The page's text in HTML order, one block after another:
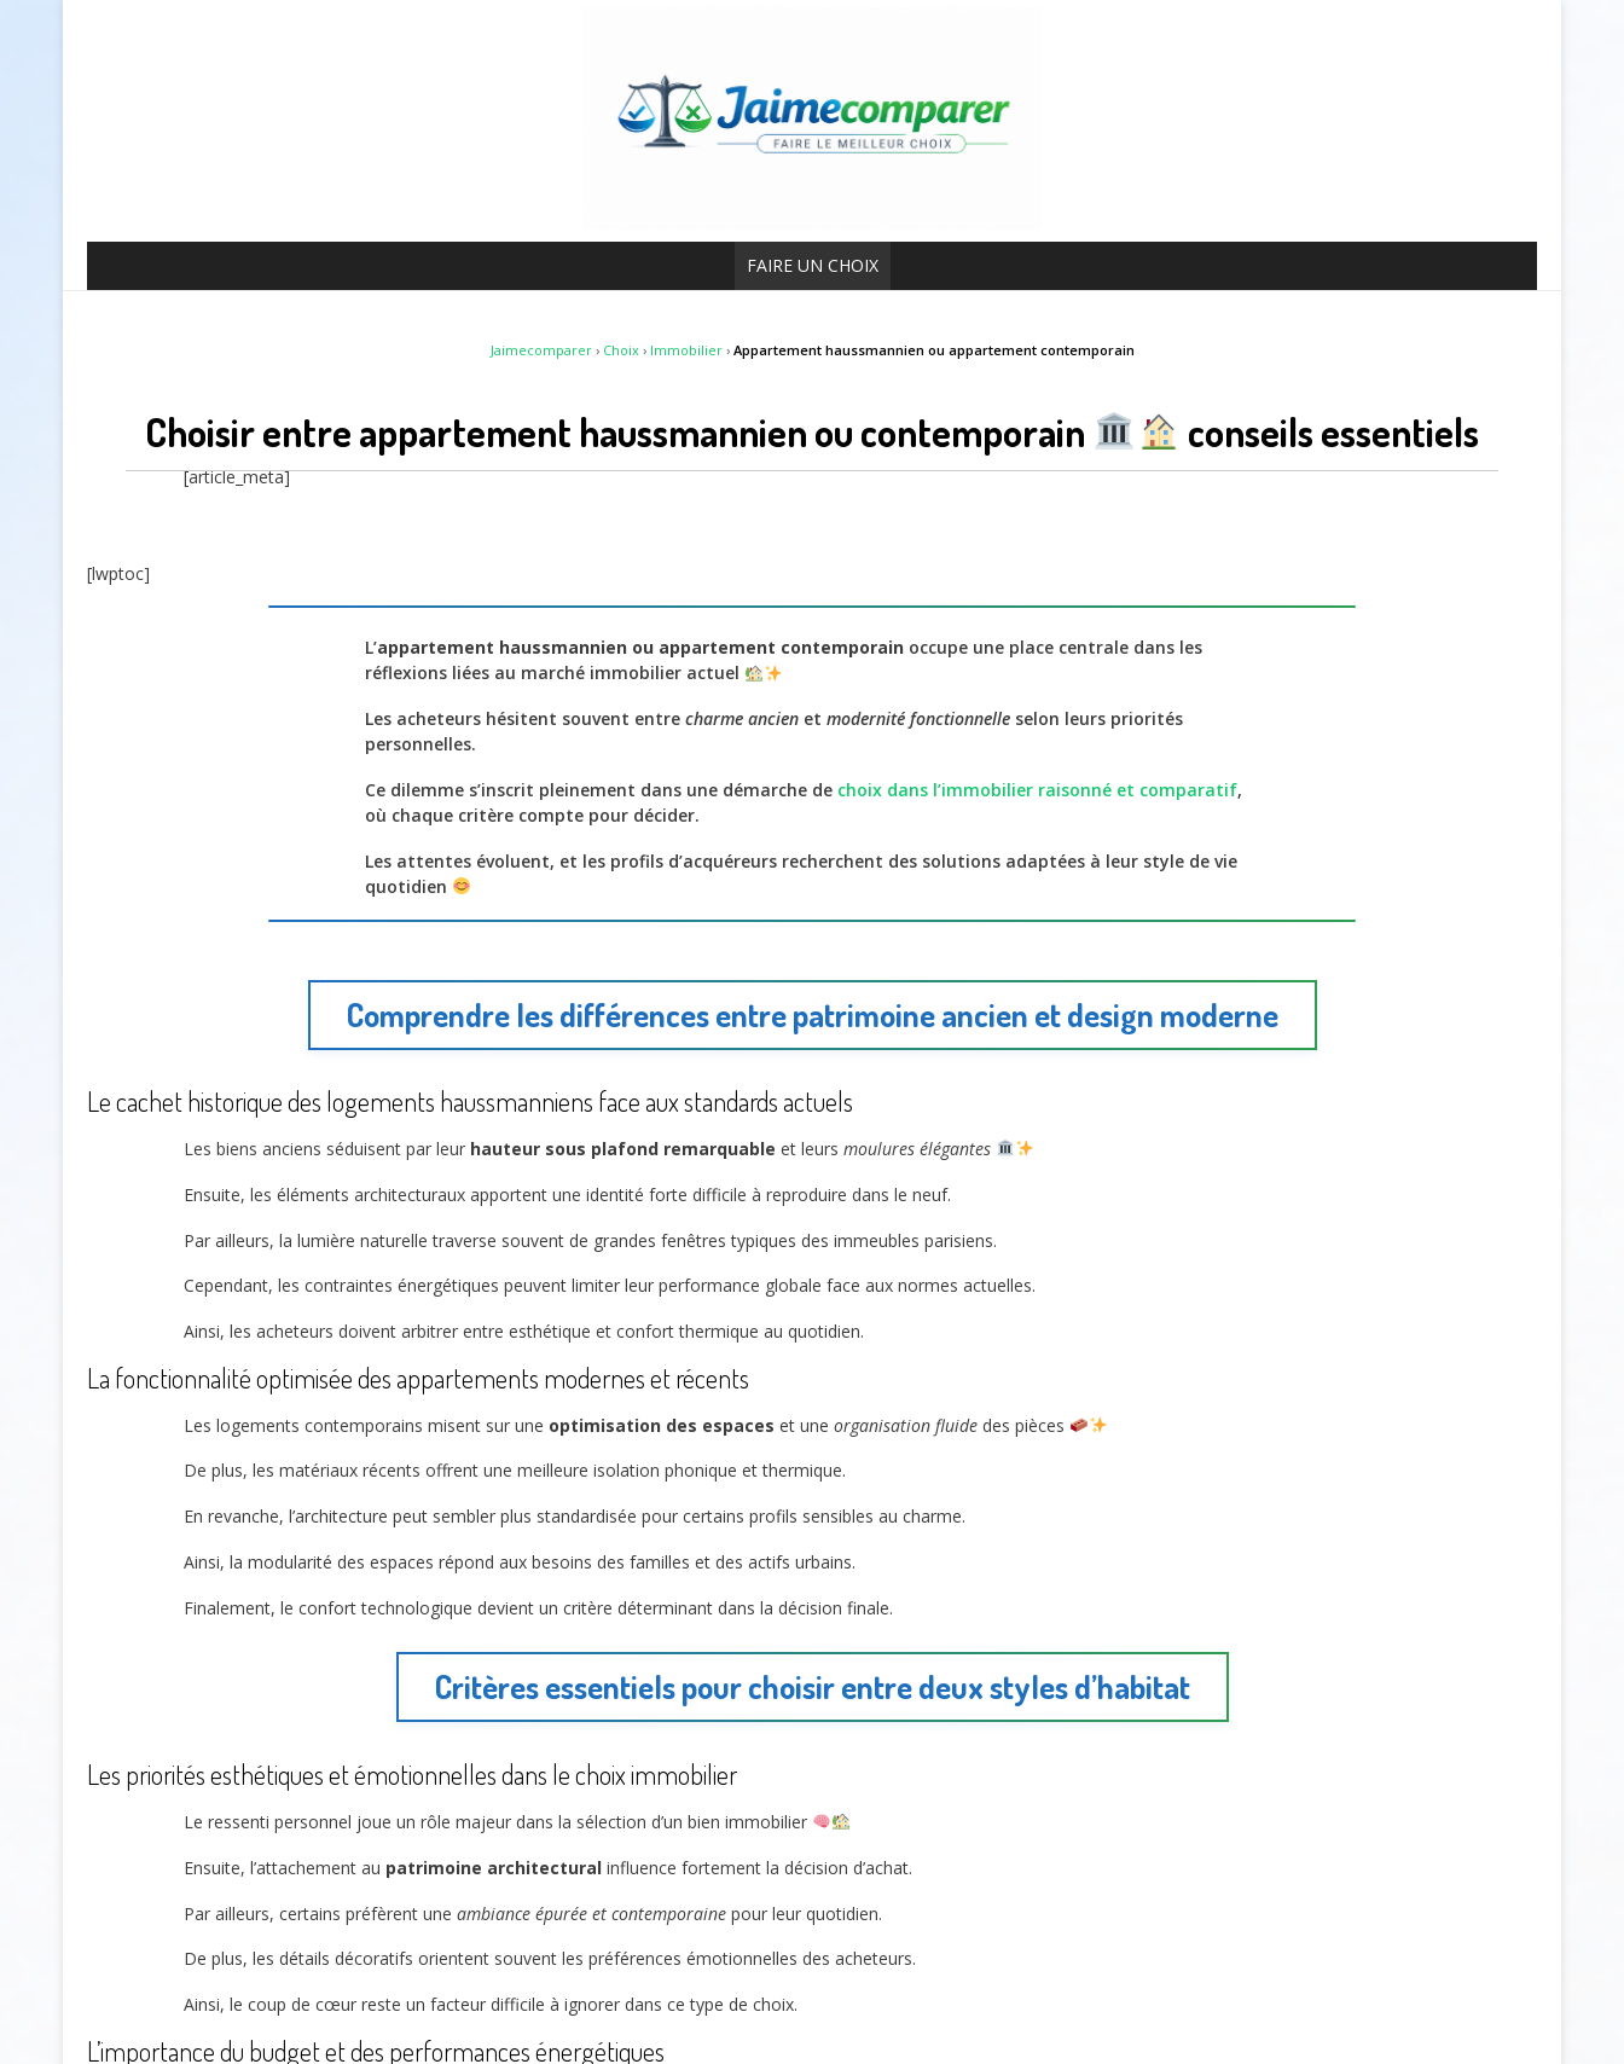
FAIRE UN CHOIX
Jaimecomparer› Choix› Immobilier› Appartement haussmannien ou appartement contemporain
Choisir entre appartement haussmannien ou contemporain conseils essentiels
[article_meta]
[lwptoc]
L’appartement haussmannien ou appartement contemporain occupe une place centrale dans les
réflexions liées au marché immobilier actuel
Les acheteurs hésitent souvent entre charme ancien et modernité fonctionnelle selon leurs priorités
personnelles.
Ce dilemme s’inscrit pleinement dans une démarche de choix dans l’immobilier raisonné et comparatif,
où chaque critère compte pour décider.
Les attentes évoluent, et les profils d’acquéreurs recherchent des solutions adaptées à leur style de vie
quotidien
Comprendre les différences entre patrimoine ancien et design moderne
Le cachet historique des logements haussmanniens face aux standards actuels
Les biens anciens séduisent par leur hauteur sous plafond remarquable et leurs moulures élégantes
Ensuite, les éléments architecturaux apportent une identité forte difficile à reproduire dans le neuf.
Par ailleurs, la lumière naturelle traverse souvent de grandes fenêtres typiques des immeubles parisiens.
Cependant, les contraintes énergétiques peuvent limiter leur performance globale face aux normes actuelles.
Ainsi, les acheteurs doivent arbitrer entre esthétique et confort thermique au quotidien.
La fonctionnalité optimisée des appartements modernes et récents
Les logements contemporains misent sur une optimisation des espaces et une organisation fluide des pièces
De plus, les matériaux récents offrent une meilleure isolation phonique et thermique.
En revanche, l’architecture peut sembler plus standardisée pour certains profils sensibles au charme.
Ainsi, la modularité des espaces répond aux besoins des familles et des actifs urbains.
Finalement, le confort technologique devient un critère déterminant dans la décision finale.
Critères essentiels pour choisir entre deux styles d’habitat
Les priorités esthétiques et émotionnelles dans le choix immobilier
Le ressenti personnel joue un rôle majeur dans la sélection d’un bien immobilier
Ensuite, l’attachement au patrimoine architectural influence fortement la décision d’achat.
Par ailleurs, certains préfèrent une ambiance épurée et contemporaine pour leur quotidien.
De plus, les détails décoratifs orientent souvent les préférences émotionnelles des acheteurs.
Ainsi, le coup de cœur reste un facteur difficile à ignorer dans ce type de choix.
L’importance du budget et des performances énergétiques